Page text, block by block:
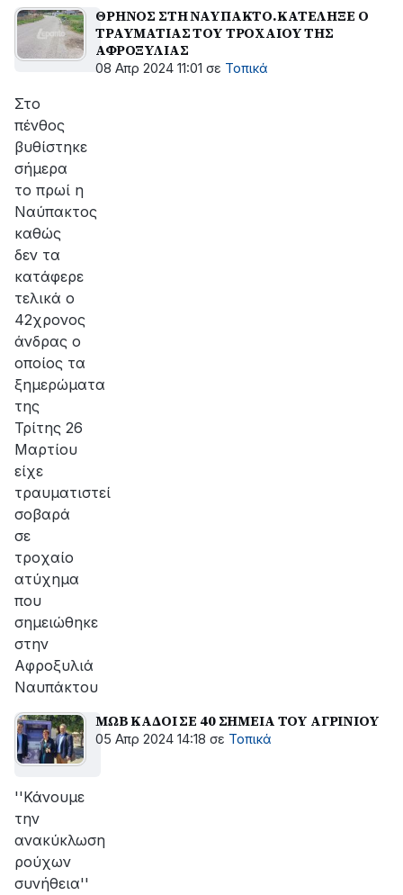
ΘΡΗΝΟΣ ΣΤΗ ΝΑΥΠΑΚΤΟ.ΚΑΤΕΛΗΞΕ Ο
ΤΡΑΥΜΑΤΙΑΣ ΤΟΥ ΤΡΟΧΑΙΟΥ ΤΗΣ
ΑΦΡΟΞΥΛΙΑΣ
08 Απρ 2024 11:01 σε Τοπικά
Στο
πένθος
βυθίστηκε
σήμερα
το πρωί η
Ναύπακτος
καθώς
δεν τα
κατάφερε
τελικά ο
42χρονος
άνδρας ο
οποίος τα
ξημερώματα
της
Τρίτης 26
Μαρτίου
είχε
τραυματιστεί
σοβαρά
σε
τροχαίο
ατύχημα
που
σημειώθηκε
στην
Αφροξυλιά
Ναυπάκτου
ΜΩΒ ΚΑΔΟΙ ΣΕ 40 ΣΗΜΕΙΑ ΤΟΥ ΑΓΡΙΝΙΟΥ
05 Απρ 2024 14:18 σε Τοπικά
''Κάνουμε
την
ανακύκλωση
ρούχων
συνήθεια''